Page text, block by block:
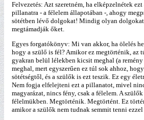
Felvezetés: Azt szeretném, ha elképzelnétek
pillanatra - a félelem állapotában -, ahogy
sötétben lévő dolgokat! Mindig olyan
megtámadják őket.
Egyes forgatókönyv: Mi van akkor, ha ölelés
hogy a szülő is fél? Amikor ez megtörténik, az
gyakran belül lélekben kicsit meghal (a
meghal, mert egyszerűen ez túl sok ahhoz,
sötétségtől, és a szülők is ezt teszik. Ez egy
Nem fogja elfelejteni ezt a pillanatot, mivel
magyarázat, nincs fény, csak a félelem. A
félelmükben. Megtörténik. Megtörtént. Ez
amikor a szülők nem tudnak semmit tenni